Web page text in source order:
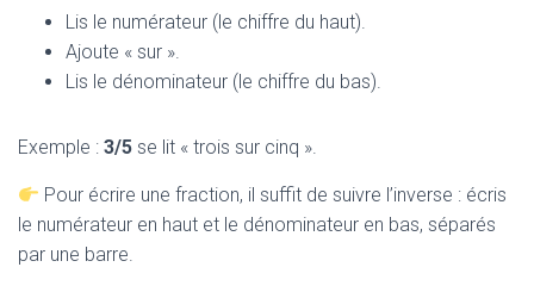
Lis le numérateur (le chiffre du haut).
Ajoute « sur ».
Lis le dénominateur (le chiffre du bas).
Exemple : 3/5 se lit « trois sur cinq ».
Pour écrire une fraction, il suffit de suivre l’inverse : écris
le numérateur en haut et le dénominateur en bas, séparés
par une barre.